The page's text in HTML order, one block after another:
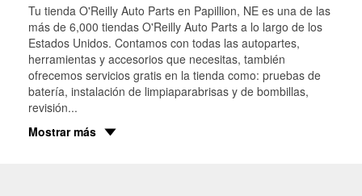
Tu tienda O'Reilly Auto Parts en Papillion, NE es una de las
más de 6,000 tiendas O'Reilly Auto Parts a lo largo de los
Estados Unidos. Contamos con todas las autopartes,
herramientas y accesorios que necesitas, también
ofrecemos servicios gratis en la tienda como: pruebas de
batería, instalación de limpiaparabrisas y de bombillas,
revisión...
Mostrar más